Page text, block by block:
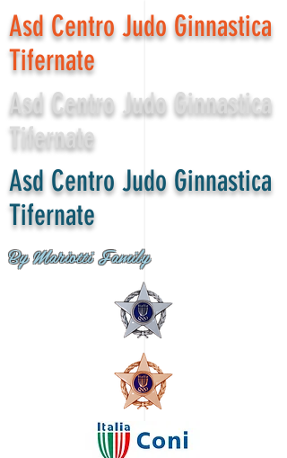
Asd Centro Judo Ginnastica
Tifernate
Asd Centro Judo Ginnastica
Tifernate
Asd Centro Judo Ginnastica
Tifernate
By Mariotti Family